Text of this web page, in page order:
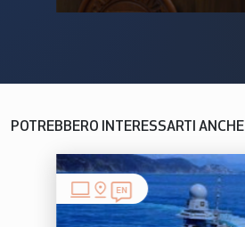
POTREBBERO INTERESSARTI ANCHE
EN